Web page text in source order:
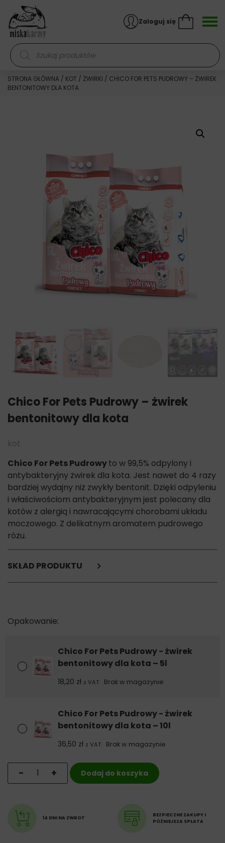
Skocz do treści
Wyszukiwarka produktów
Zaloguj się
STRONA GŁÓWNA / KOT / ŻWIRKI / CHICO FOR PETS PUDROWY – ŻWIREK
BENTONITOWY DLA KOTA
Chico For Pets Pudrowy – żwirek
bentonitowy dla kota
kot
Chico For Pets Pudrowyto w 99,5% odpylony i
antybakteryjny żwirek dla kota. Jest nawet do 4 razy
bardziej wydajny niż zwykły bentonit. Dzięki odpyleniu
i właściwościom antybakteryjnym jest polecany dla
kotów z alergią i nawracającymi chorobami układu
moczowego. Z delikatnym aromatem pudrowego
różu.
SKŁAD PRODUKTU
Skontaktuj się z nami i poznaj szczegóły :-)
Chico For Pets Pudrowy - żwirek
bentonitowy dla kota – 5l
18,20 zł z VAT Brak w magazynie
Chico For Pets Pudrowy - żwirek
bentonitowy dla kota – 10l
36,50 zł z VAT Brak w magazynie
ilość Chico For Pets Pudrowy - żwirek bentonitowy dla
+
- Dodaj do koszyka
14 DNI NA ZWROT
BEZPIECZNE ZAKUPY I
PÓŹNIEJSZA SPŁATA